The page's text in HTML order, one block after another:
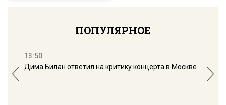
ПОПУЛЯРНОЕ
13:50
Дима Билан ответил на критику концерта в Москве